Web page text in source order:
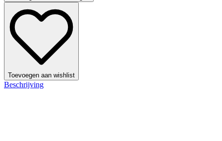
Toevoegen aan wishlist
Beschrijving